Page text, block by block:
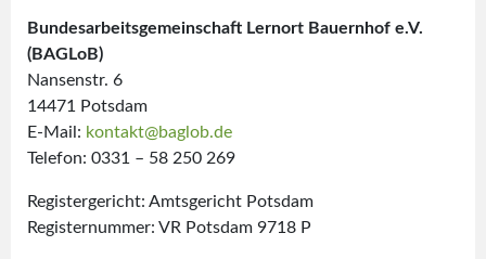
Bundesarbeitsgemeinschaft Lernort Bauernhof e.V.
(BAGLoB)
Nansenstr. 6
14471 Potsdam
E-Mail: kontakt@baglob.de
Telefon: 0331 – 58 250 269
Registergericht: Amtsgericht Potsdam
Registernummer: VR Potsdam 9718 P